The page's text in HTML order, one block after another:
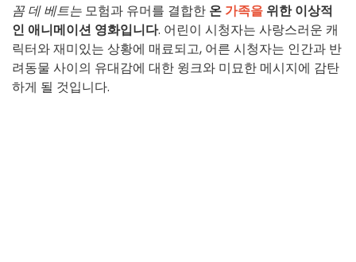
꼼 데 베트는 모험과 유머를 결합한 온 가족을 위한 이상적
인 애니메이션 영화입니다. 어린이 시청자는 사랑스러운 캐
릭터와 재미있는 상황에 매료되고, 어른 시청자는 인간과 반
려동물 사이의 유대감에 대한 윙크와 미묘한 메시지에 감탄
하게 될 것입니다.